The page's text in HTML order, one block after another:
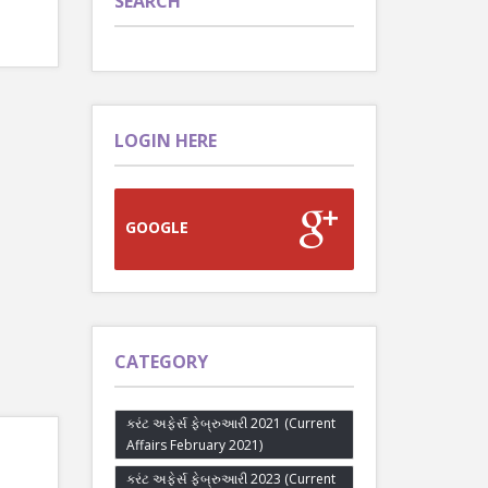
LOGIN HERE
GOOGLE
CATEGORY
કરંટ અફેર્સ ફેબ્રુઆરી 2021 (Current
Affairs February 2021)
કરંટ અફેર્સ ફેબ્રુઆરી 2023 (Current